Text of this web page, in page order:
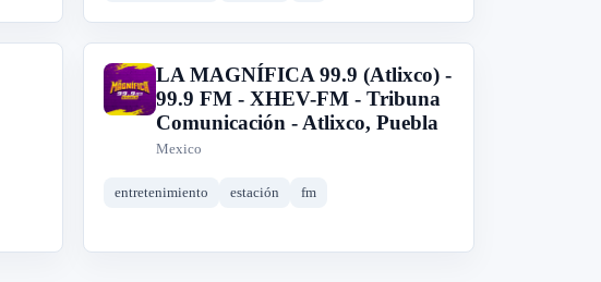
L
LA MAGNÍFICA 99.9 (Atlixco) -
99.9 FM - XHEV-FM - Tribuna
Comunicación - Atlixco, Puebla
Mexico
entretenimiento estación fm